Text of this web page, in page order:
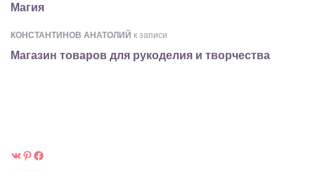
Магия
КОНСТАНТИНОВ АНАТОЛИЙ к записи
Магазин товаров для рукоделия и творчества
ВКонтакте
Pinterest